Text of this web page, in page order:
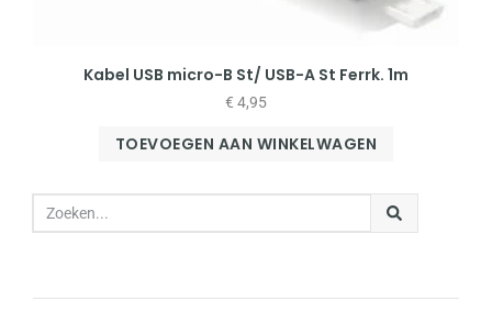
Kabel USB micro-B St/ USB-A St Ferrk. 1m
€ 4,95
TOEVOEGEN AAN WINKELWAGEN